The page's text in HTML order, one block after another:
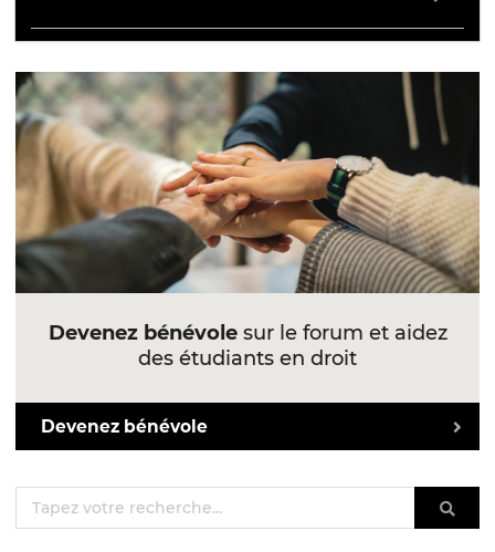
Devenez bénévolesur le forum et aidez
des étudiants en droit
Devenez bénévole